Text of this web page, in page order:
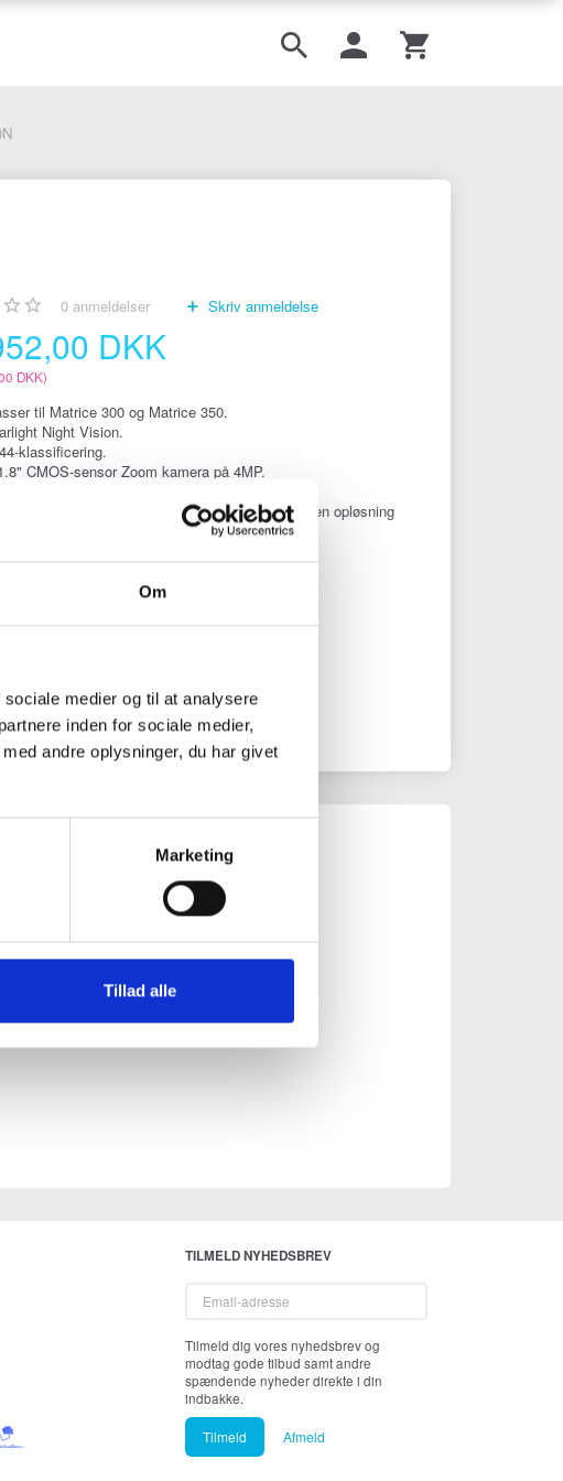
Om
medier og til at analysere
inden for sociale medier,
andre oplysninger, du har givet
Marketing
Tillad alle
0anmeldelser Skriv anmeldelse
DKK
DKK)
til Matrice 300 og Matrice 350.
Night Vision.
klassificering.
CMOS-sensor Zoom kamera på 4MP.
termisk kamera, et zoom samt et vidvinkel med en opløsning
480492
TILMELD NYHEDSBREV
adresse
Tilmeld dig vores nyhedsbrev og
modtag gode tilbud samt andre
spændende nyheder direkte i din
indbakke.
Tilmeld Afmeld